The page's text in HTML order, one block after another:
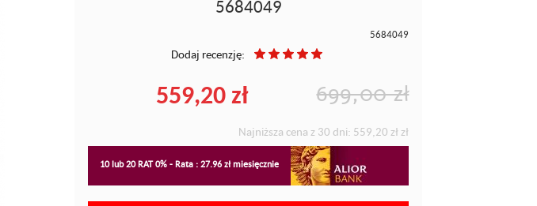
5684049
5684049
Dodaj recenzję:
699,00 zł
559,20 zł
Najniższa cena z 30 dni: 559,20 zł zł
10 lub 20 RAT 0% - Rata : 27.96 zł miesięcznie